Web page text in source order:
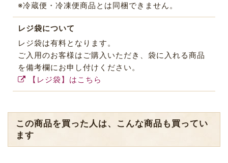
※冷蔵便・冷凍便商品とは同梱できません。
レジ袋について
レジ袋は有料となります。
ご入用のお客様はご購入いただき、袋に入れる商品
を備考欄にお申し付けください。
【レジ袋】はこちら
この商品を買った人は、こんな商品も買ってい
ます